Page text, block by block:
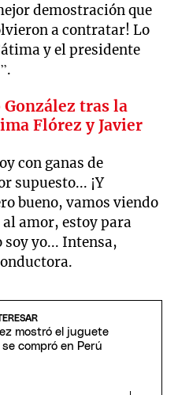
demostración que
a contratar! Lo
y el presidente
González tras la
Flórez y Javier
con ganas de
supuesto... ¡Y
bueno, vamos viendo
amor, estoy para
yo... Intensa,
mostró el juguete
compró en Perú